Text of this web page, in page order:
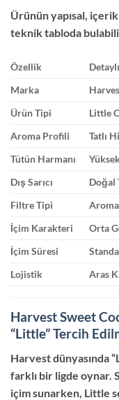
Ürünün yapısal,
teknik tabloda
Özellik
Marka
Ürün Tipi
Little
Aroma Profili
Tatlı
Tütün Harmanı
Dış Sarıcı
Doğal
Filtre Tipi
İçim Karakteri
Orta
İçim Süresi
Lojistik
Aras
Harvest Sweet
“Little” Tercih
Harvest dünyasında
farklı bir ligde oynar.
içim sunarken, Little